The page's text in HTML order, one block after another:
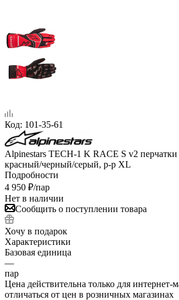
Код: 101-35-61
Alpinestars TECH-1 K RACE S v2 перчатки
красный/черный/серый, р-р XL
Подробности
4 950 ₽/пар
Нет в наличии
Сообщить о поступлении товара
Хочу в подарок
Характеристики
Базовая единица
—
пар
Цена действительна только для интернет-
отличаться от цен в розничных магазинах